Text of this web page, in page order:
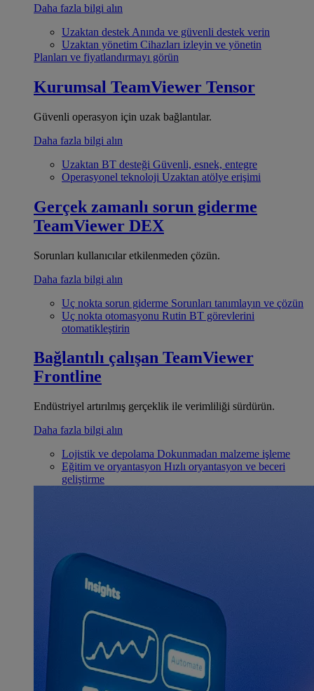
Daha fazla bilgi alın
Uzaktan destek Anında ve güvenli destek verin
Uzaktan yönetim Cihazları izleyin ve yönetin
Planları ve fiyatlandırmayı görün
Kurumsal TeamViewer Tensor
Güvenli operasyon için uzak bağlantılar.
Daha fazla bilgi alın
Uzaktan BT desteği Güvenli, esnek, entegre
Operasyonel teknoloji Uzaktan atölye erişimi
Gerçek zamanlı sorun giderme
TeamViewer DEX
Sorunları kullanıcılar etkilenmeden çözün.
Daha fazla bilgi alın
Uç nokta sorun giderme Sorunları tanımlayın ve çözün
Uç nokta otomasyonu Rutin BT görevlerini
otomatikleştirin
Bağlantılı çalışan TeamViewer
Frontline
Endüstriyel artırılmış gerçeklik ile verimliliği sürdürün.
Daha fazla bilgi alın
Lojistik ve depolama Dokunmadan malzeme işleme
Eğitim ve oryantasyon Hızlı oryantasyon ve beceri
geliştirme